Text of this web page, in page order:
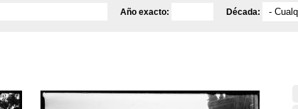
Año exacto: Década: